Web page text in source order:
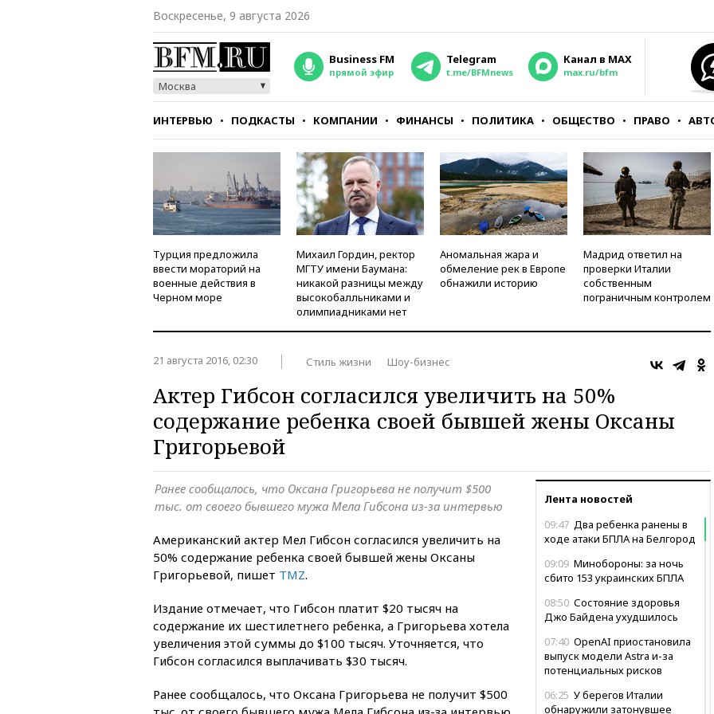
Воскресенье, 9 августа 2026
Москва
Business FM
прямой эфир
Telegram
t.me/BFMnews
Канал в MAX
max.ru/bfm
ИНТЕРВЬЮ ПОДКАСТЫ КОМПАНИИ ФИНАНСЫ ПОЛИТИКА ОБЩЕСТВО ПРАВО
СТИЛЬ ТЕСТЫ
Турция предложила
ввести мораторий на
военные действия в
Черном море
Михаил Гордин, ректор
МГТУ имени Баумана:
никакой разницы между
высокобалльниками и
олимпиадниками нет
Аномальная жара и
обмеление рек в Европе
обнажили историю
Мадрид ответил на
проверки Италии
собственным
пограничным контролем
21 августа 2016, 02:30 Стиль жизни Шоу-бизнес
Актер Гибсон согласился увеличить на 50%
содержание ребенка своей бывшей жены Оксаны
Григорьевой
Лента новостей
09:47 Два ребенка ранены в
ходе атаки БПЛА на Белгород
09:09 Минобороны: за ночь
сбито 153 украинских БПЛА
08:50 Состояние здоровья
Джо Байдена ухудшилось
07:40 OpenAI приостановила
выпуск модели Astra и-за
потенциальных рисков
06:25 У берегов Италии
обнаружили затонувшее
Ранее сообщалось, что Оксана Григорьева не получит $500
тыс. от своего бывшего мужа Мела Гибсона из-за интервью
Американский актер Мел Гибсон согласился увеличить на
50% содержание ребенка своей бывшей жены Оксаны
Григорьевой, пишет TMZ.
Издание отмечает, что Гибсон платит $20 тысяч на
содержание их шестилетнего ребенка, а Григорьева хотела
увеличения этой суммы до $100 тысяч. Уточняется, что
Гибсон согласился выплачивать $30 тысяч.
Ранее сообщалось, что Оксана Григорьева не получит $500